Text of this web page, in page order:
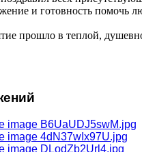
и готовность помочь
прошло в теплой,